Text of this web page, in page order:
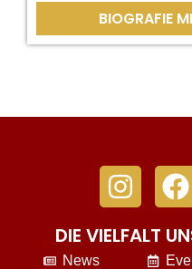
BIOGRAFIE
DIE VIELFALT
News